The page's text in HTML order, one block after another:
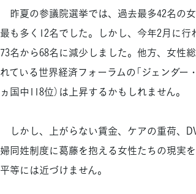
昨夏の参議院選挙では、過去最多42名の
最も多く12名でした。しかし、今年2月に
73名から68名に減少しました。他方、女性
れている世界経済フォーラムの「ジェンダー
ヵ国中118位）は上昇するかもしれません。
しかし、上がらない賃金、ケアの重荷、
婦同姓制度に葛藤を抱える女性たちの現実
平等には近づけません。